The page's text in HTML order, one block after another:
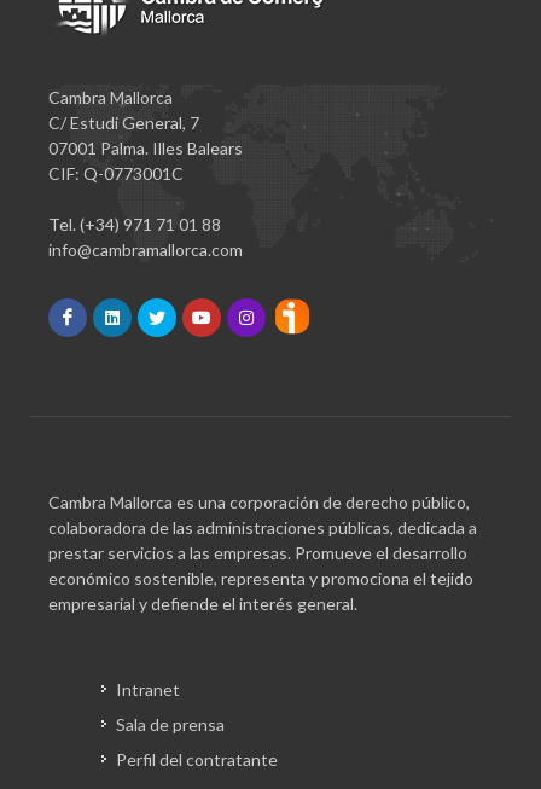
Cambra Mallorca
C/ Estudi General, 7
07001 Palma. Illes Balears
CIF: Q-0773001C
Tel. (+34) 971 71 01 88
info@cambramallorca.com
Cambra Mallorca es una corporación de derecho público,
colaboradora de las administraciones públicas, dedicada a
prestar servicios a las empresas. Promueve el desarrollo
económico sostenible, representa y promociona el tejido
empresarial y defiende el interés general.
Intranet
Sala de prensa
Perfil del contratante